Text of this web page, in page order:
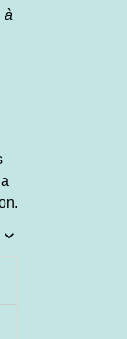
keyboard_arrow_down